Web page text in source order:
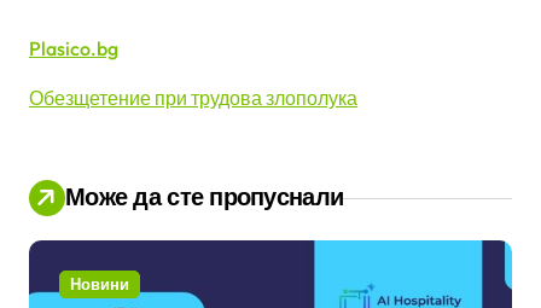
Plasico.bg
Обезщетение при трудова злополука
Може да сте пропуснали
Новини